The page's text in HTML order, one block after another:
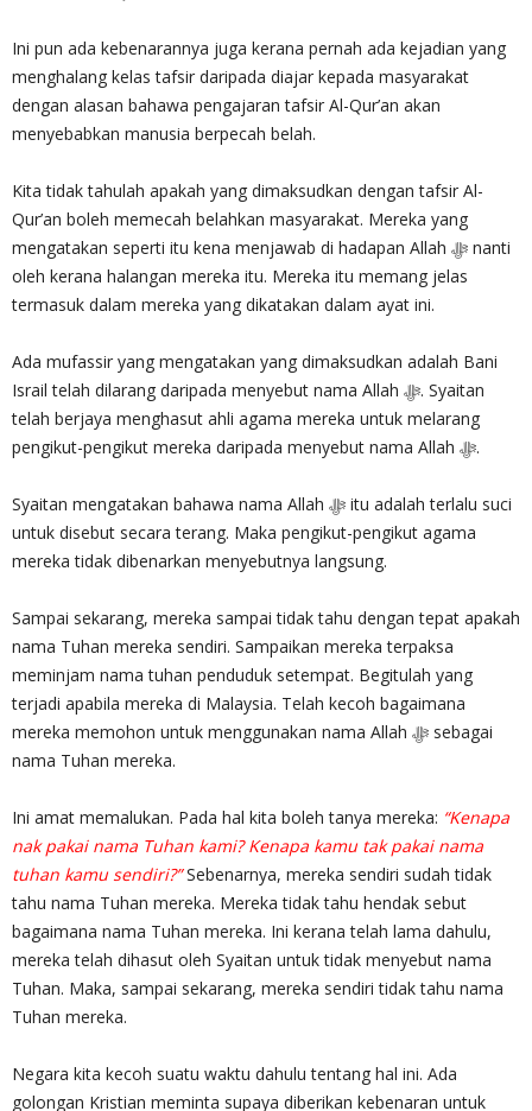
Ini pun ada kebenarannya juga kerana pernah ada kejadian yang
menghalang kelas tafsir daripada diajar kepada masyarakat
dengan alasan bahawa pengajaran tafsir Al-Qur’an akan
menyebabkan manusia berpecah belah.
Kita tidak tahulah apakah yang dimaksudkan dengan tafsir Al-
Qur’an boleh memecah belahkan masyarakat. Mereka yang
mengatakan seperti itu kena menjawab di hadapan Allah ‎ﷻ nanti
oleh kerana halangan mereka itu. Mereka itu memang jelas
termasuk dalam mereka yang dikatakan dalam ayat ini.
Ada mufassir yang mengatakan yang dimaksudkan adalah Bani
Israil telah dilarang daripada menyebut nama Allah ‎ﷻ. Syaitan
telah berjaya menghasut ahli agama mereka untuk melarang
pengikut-pengikut mereka daripada menyebut nama Allah ‎ﷻ.
Syaitan mengatakan bahawa nama Allah ‎ﷻ itu adalah terlalu suci
untuk disebut secara terang. Maka pengikut-pengikut agama
mereka tidak dibenarkan menyebutnya langsung.
Sampai sekarang, mereka sampai tidak tahu dengan tepat apakah
nama Tuhan mereka sendiri. Sampaikan mereka terpaksa
meminjam nama tuhan penduduk setempat. Begitulah yang
terjadi apabila mereka di Malaysia. Telah kecoh bagaimana
mereka memohon untuk menggunakan nama Allah ‎ﷻ sebagai
nama Tuhan mereka.
Ini amat memalukan. Pada hal kita boleh tanya mereka: “Kenapa
nak pakai nama Tuhan kami? Kenapa kamu tak pakai nama
tuhan kamu sendiri?”Sebenarnya, mereka sendiri sudah tidak
tahu nama Tuhan mereka. Mereka tidak tahu hendak sebut
bagaimana nama Tuhan mereka. Ini kerana telah lama dahulu,
mereka telah dihasut oleh Syaitan untuk tidak menyebut nama
Tuhan. Maka, sampai sekarang, mereka sendiri tidak tahu nama
Tuhan mereka.
Negara kita kecoh suatu waktu dahulu tentang hal ini. Ada
golongan Kristian meminta supaya diberikan kebenaran untuk